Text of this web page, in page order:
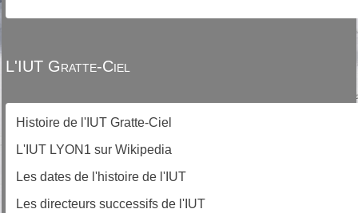
L'IUT Gratte-Ciel
Histoire de l'IUT Gratte-Ciel
L'IUT LYON1 sur Wikipedia
Les dates de l'histoire de l'IUT
Les directeurs successifs de l'IUT